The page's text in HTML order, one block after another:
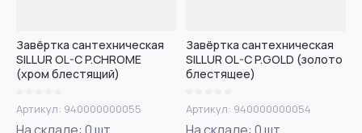
Завёртка сантехническая
SILLUR OL-C P.CHROME
(хром блестящий)
Артикул: 940000000055
Завёртка сантехническая
SILLUR OL-C P.GOLD (золото
блестящее)
Артикул: 940000000054